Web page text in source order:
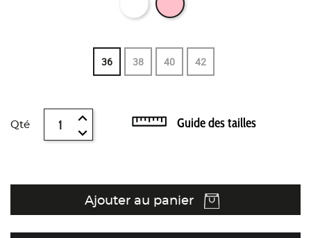
36 38 40 42
Qté Guide des tailles
Ajouter au panier